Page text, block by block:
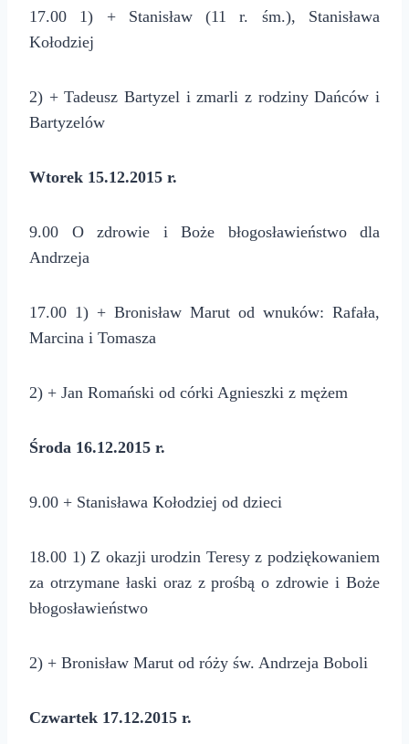
17.00 1) + Stanisław (11 r. śm.), Stanisława
Kołodziej
2) + Tadeusz Bartyzel i zmarli z rodziny Dańców i
Bartyzelów
Wtorek 15.12.2015 r.
9.00 O zdrowie i Boże błogosławieństwo dla
Andrzeja
17.00 1) + Bronisław Marut od wnuków: Rafała,
Marcina i Tomasza
2) + Jan Romański od córki Agnieszki z mężem
Środa 16.12.2015 r.
9.00 + Stanisława Kołodziej od dzieci
18.00 1) Z okazji urodzin Teresy z podziękowaniem
za otrzymane łaski oraz z prośbą o zdrowie i Boże
błogosławieństwo
2) + Bronisław Marut od róży św. Andrzeja Boboli
Czwartek 17.12.2015 r.